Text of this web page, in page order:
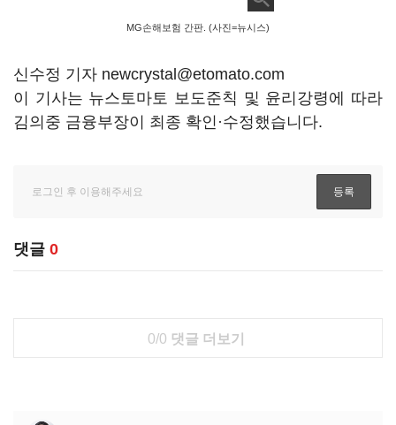
MG손해보험 간판. (사진=뉴시스)
신수정 기자 newcrystal@etomato.com
이 기사는 뉴스토마토 보도준칙 및 윤리강령에 따라
김의중 금융부장이 최종 확인·수정했습니다.
댓글 0
0/0 댓글 더보기